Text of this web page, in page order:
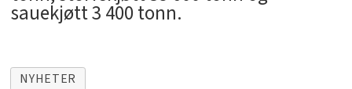
sauekjøtt 3 400 tonn.
NYHETER